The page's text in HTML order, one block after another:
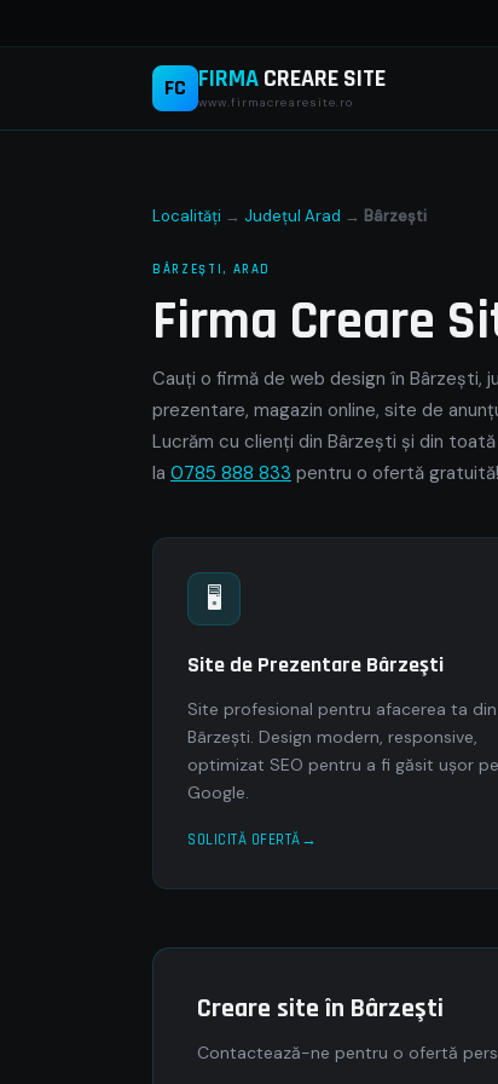
FC FIRMACREARE SITE
www.firmacrearesite.ro
Localități → Județul Arad → Bârzeşti
BÂRZEŞTI, ARAD
Firma Creare
Cauți o firmă de web design în Bârzeşti,
prezentare, magazin online, site de
Lucrăm cu clienți din Bârzeşti și din
la 0785 888 833 pentru o ofertă gratuită!
🖥
Site de Prezentare Bârzeşti
Site profesional pentru afacerea ta din
Bârzeşti. Design modern, responsive,
optimizat SEO pentru a fi găsit ușor pe
Google.
SOLICITĂ OFERTĂ
Creare site în Bârzeşti
Contactează-ne pentru o ofertă